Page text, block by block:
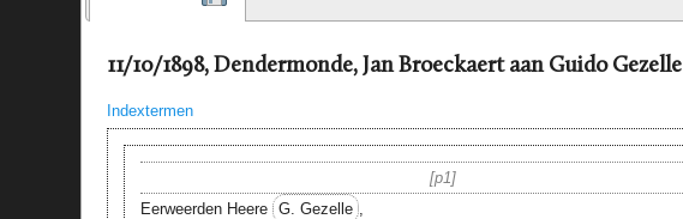
11/10/1898, Dendermonde, Jan Broeckaert aan Guido Gezelle
Indextermen
p1
Eerweerden Heere G. Gezelle ,